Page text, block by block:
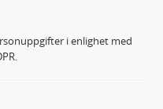
i enlighet med